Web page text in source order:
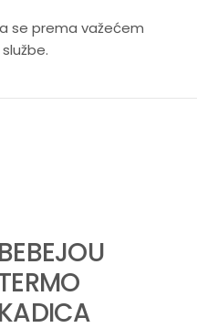
se prema važećem
BEBEJOU
KADICA